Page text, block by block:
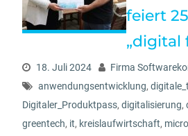
feiert
„digital
18. Juli 2024 Firma
anwendungsentwicklung,
Digitaler_Produktpass, digitalisierung,
greentech, it, kreislaufwirtschaft,